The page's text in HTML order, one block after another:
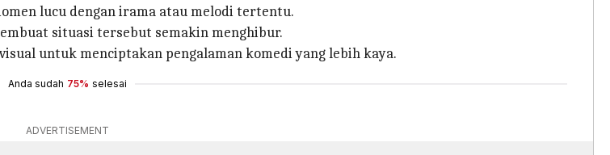
lucu dengan irama atau melodi tertentu.
situasi tersebut semakin menghibur.
untuk menciptakan pengalaman komedi yang lebih kaya.
Anda sudah 75% selesai
ADVERTISEMENT